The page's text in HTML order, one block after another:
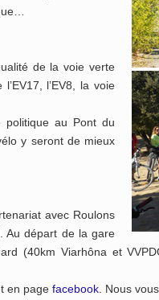
de la voie verte
l’EV8, la voie
politique au Pont du
y seront de mieux
avec Roulons
Au départ de la gare
(40km Viarhôna et
en page facebook . Nous